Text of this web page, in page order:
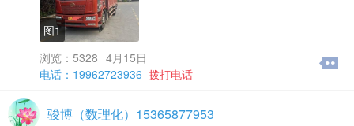
图1
浏览：5328 4月15日
电话：19962723936 拨打电话
骏博（数理化）15365877953